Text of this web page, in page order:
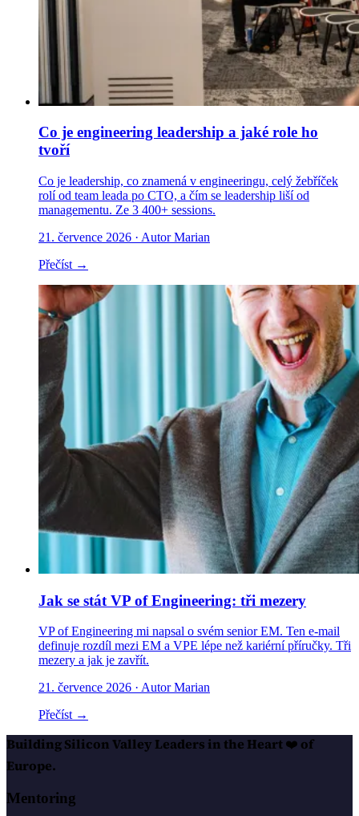
Co je engineering leadership a jaké role ho
tvoří
Co je leadership, co znamená v engineeringu, celý žebříček
rolí od team leada po CTO, a čím se leadership liší od
managementu. Ze 3 400+ sessions.
21. července 2026 · Autor Marian
Přečíst →
Jak se stát VP of Engineering: tři mezery
VP of Engineering mi napsal o svém senior EM. Ten e-mail
definuje rozdíl mezi EM a VPE lépe než kariérní příručky. Tři
mezery a jak je zavřít.
21. července 2026 · Autor Marian
Přečíst →
Building Silicon Valley Leaders in the Heart❤️ of
Europe.
Mentoring